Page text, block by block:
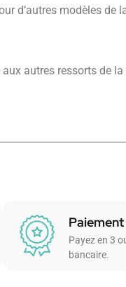
d’autres modèles de
autres ressorts de
Payez en 3
bancaire.